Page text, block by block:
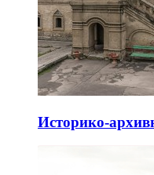
Историко-